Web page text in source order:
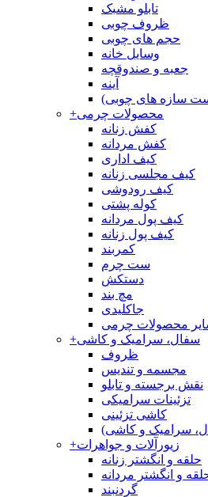
تابلو مشبک
ظروف چوبی
حجم های چوبی
وسایل خانه
جعبه و صندوقچه
آینه
سازه های چوبی)
+محصولات چرمی
کفش زنانه
کفش مردانه
کیف اداری
کیف مجلسی زنانه
کیف رودوشی
کوله پشتی
کیف پول مردانه
کیف پول زنانه
کمربند
ست چرم
دستکش
مچ بند
جاکلیدی
محصولات چرمی
+سفال، سرامیک و کاشی
ظروف
مجسمه و تندیس
نقش برجسته و تابلو
تزئینات سرامیکی
کاشی تزئینی
سرامیک و کاشی)
+زیورآلات و جواهرات
حلقه و انگشتر زنانه
و انگشتر مردانه
گردنبند